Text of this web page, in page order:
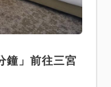
鐘」前往三宮